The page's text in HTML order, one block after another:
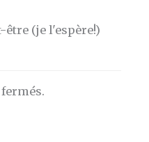
(je l'espère!)